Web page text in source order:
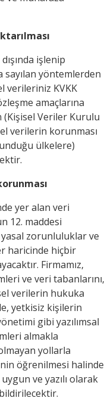
işlenip
sayılan yöntemlerden
verileriniz KVKK
amaçlarına
(Kişisel Veriler Kurulu
verilerin korunması
ülkelere)
yer alan veri
12. maddesi
zorunluluklar ve
haricinde hiçbir
Firmamız,
ve veri tabanlarını,
verilerin hukuka
yetkisiz kişilerin
gibi yazılımsal
almakla
yollarla
öğrenilmesi halinde
ve yazılı olarak